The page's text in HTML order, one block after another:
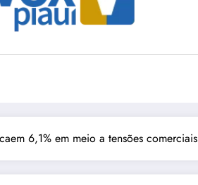
6,1% em meio a tensões comerciais